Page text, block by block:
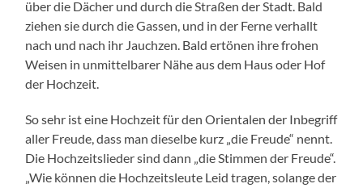
über die Dächer und durch die Straßen der Stadt. Bald
ziehen sie durch die Gassen, und in der Ferne verhallt
nach und nach ihr Jauchzen. Bald ertönen ihre frohen
Weisen in unmittelbarer Nähe aus dem Haus oder Hof
der Hochzeit.
So sehr ist eine Hochzeit für den Orientalen der Inbegriff
aller Freude, dass man dieselbe kurz „die Freude“ nennt.
Die Hochzeitslieder sind dann „die Stimmen der Freude“.
„Wie können die Hochzeitsleute Leid tragen, solange der